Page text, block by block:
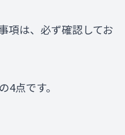
項は、必ず確認してお
4点です。